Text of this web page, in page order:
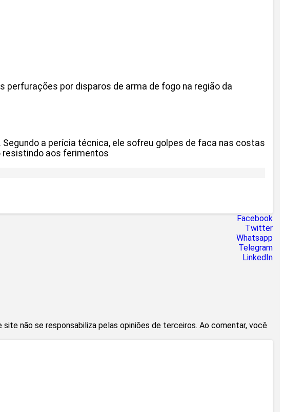
perfurações por disparos de arma de fogo na região da
a perícia técnica, ele sofreu golpes de faca nas costas
resistindo aos ferimentos
Facebook
Twitter
Whatsapp
Telegram
LinkedIn
não se responsabiliza pelas opiniões de terceiros. Ao comentar, você